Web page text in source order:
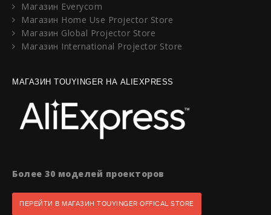
Магазин Everycom
Магазин Home Use Projector Store
Магазин Global Projector Store
Магазин International Projector Store
МАГАЗИН TOUYINGER НА ALIEXPRESS
Более 30 моделей проекторов
ПЕРЕЙТИ В МАГАЗИН TOUYINGER OFFICAL STORE